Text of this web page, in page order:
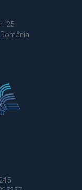
25